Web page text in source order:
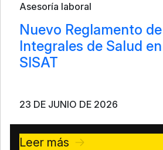
Asesoría laboral
Nuevo Reglamento
Integrales de Salud
SISAT
23 DE JUNIO DE 2026
Leer más